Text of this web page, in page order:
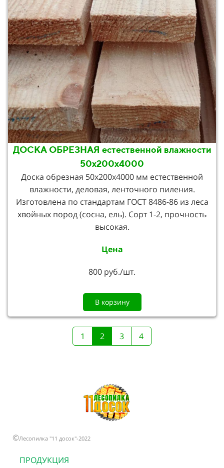
ДОСКА ОБРЕЗНАЯ естественной влажности
50х200х4000
Доска обрезная 50х200х4000 мм естественной
влажности, деловая, ленточного пиления.
Изготовлена по стандартам ГОСТ 8486-86 из леса
хвойных пород (сосна, ель). Сорт 1-2, прочность
высокая.
Цена
800 руб./шт.
В корзину
1 2 3 4
©Лесопилка "11 досок"-2022
ПРОДУКЦИЯ